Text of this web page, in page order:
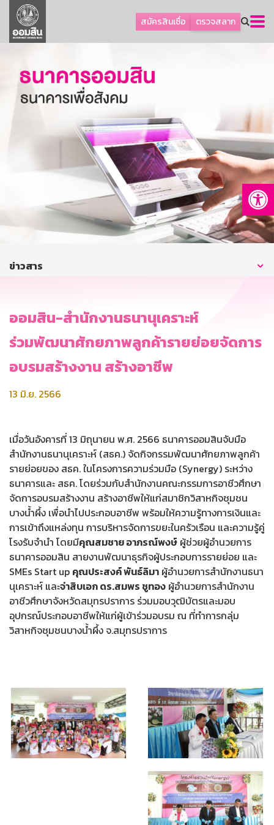
สมัครสินเชื่อ ตรวจสลาก
ลูกค้าธุรกิจ
ลูกค้าผู้ประกอบรายย่อย
ออมเพื่อสุข
เกี่ยวกับธนาคาร
การพัฒนาที่ยั่งยืน
บริการทางการเงิน
ติดต่อเรา
บริการออนไลน์
ข่าวสาร
ออมสิน-สำนักงานธนานุเคราะห์
ร่วมพัฒนาศักยภาพลูกค้ารายย่อยจัดการ
อบรมสร้างงาน สร้างอาชีพ
13 มิ.ย. 2566
เมื่อวันอังคารที่ 13 มิถุนายน พ.ศ. 2566 ธนาคารออมสินจับมือ
สำนักงานธนานุเคราะห์ (สธค.) จัดกิจกรรมพัฒนาศักยภาพลูกค้า
รายย่อยของ สธค. ในโครงการความร่วมมือ (Synergy) ระหว่าง
ธนาคารและ สธค. โดยร่วมกับสำนักงานคณะกรรมการอาชีวศึกษา
จัดการอบรมสร้างงาน สร้างอาชีพให้แก่สมาชิกวิสาหกิจชุมชน
บางน้ำผึ้ง เพื่อนำไปประกอบอาชีพ พร้อมให้ความรู้ทางการเงินและ
การเข้าถึงแหล่งทุน การบริหารจัดการขยะในครัวเรือน และความรู้คู่
โรงรับจำนำ โดยมีคุณสมชาย อาภรณ์พงษ์ ผู้ช่วยผู้อำนวยการ
ธนาคารออมสิน สายงานพัฒนาธุรกิจผู้ประกอบการรายย่อย และ
SMEs Start up คุณประสงค์ พันธ์ลิมา ผู้อำนวยการสำนักงานธนา
นุเคราะห์ และจ่าสิบเอก ดร.สมพร ชูทอง ผู้อำนวยการสำนักงาน
อาชีวศึกษาจังหวัดสมุทรปราการ ร่วมมอบวุฒิบัตรและมอบ
อุปกรณ์ประกอบอาชีพให้แก่ผู้เข้าร่วมอบรม ณ ที่ทำการกลุ่ม
วิสาหกิจชุมชนบางน้ำผึ้ง จ.สมุทรปราการ